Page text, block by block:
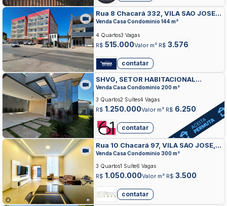
Rua 8 Chacará 332, VILA SAO JOSE,
TAGUATINGA
Venda Casa Condominio 144 m²
R$ 515.000Valor m² R$ 3.576
4 Quartos3 Vagas
contatar
SHVG, SETOR HABITACIONAL
VEREDA GRANDE, TAGUATINGA
Venda Casa Condominio 200 m²
R$ 1.250.000Valor m² R$ 6.250
3 Quartos2 Suítes4 Vagas
contatar
Rua 10 Chacará 97, VILA SAO JOSE,
TAGUATINGA
Venda Casa Condominio 300 m²
R$ 1.050.000Valor m² R$ 3.500
3 Quartos1 Suíte6 Vagas
contatar